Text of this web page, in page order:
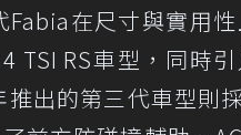
Fabia在尺寸與實用
TSI RS車型，同時
出的第三代車型則